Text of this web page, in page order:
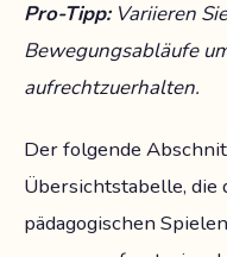
Pro-Tipp: Variieren
Bewegungsabläufe
aufrechtzuerhalten.
Der folgende
Übersichtstabelle, die
pädagogischen